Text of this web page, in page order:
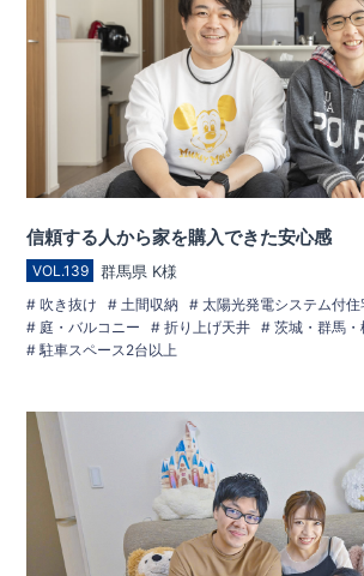
信頼する人から家を購入できた安心感
VOL.139 群馬県 K様
吹き抜け 土間収納
太陽光発電システム付住
庭・バルコニー
折り上げ天井
茨城・群馬・
駐車スペース2台以上